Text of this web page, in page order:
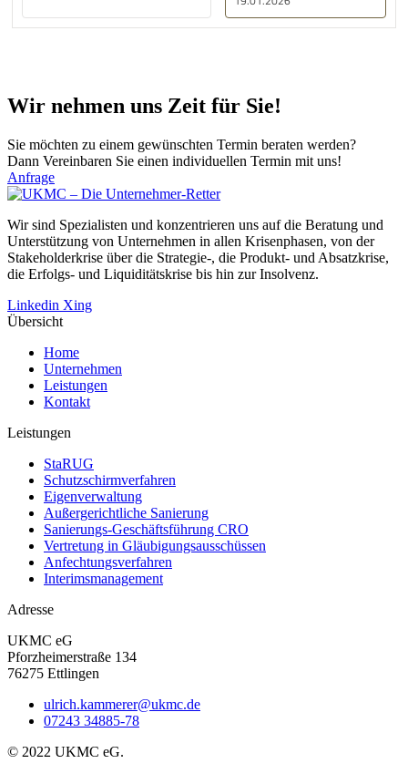
Wir nehmen uns Zeit für Sie!
Sie möchten zu einem gewünschten Termin beraten werden?
Dann Vereinbaren Sie einen individuellen Termin mit uns!
Anfrage
Wir sind Spezialisten und konzentrieren uns auf die Beratung und
Unterstützung von Unternehmen in allen Krisenphasen, von der
Stakeholderkrise über die Strategie-, die Produkt- und Absatzkrise,
die Er­folgs- und Liquiditätskrise bis hin zur Insolvenz.
Linkedin Xing
Übersicht
Home
Unternehmen
Leistungen
Kontakt
Leistungen
StaRUG
Schutzschirmverfahren
Eigenverwaltung
Außergerichtliche Sanierung
Sanierungs­-Geschäftsführung CRO
Vertretung in Gläubigungs­ausschüssen
Anfechtungsverfahren
Interims­management
Adresse
UKMC eG
Pforzheimerstraße 134
76275 Ettlingen
ulrich.kammerer@ukmc.de
07243 34885-78
© 2022 UKMC eG.